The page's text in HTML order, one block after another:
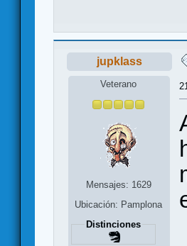
jupklass
Veterano
Mensajes: 1629
Ubicación: Pamplona
Distinciones